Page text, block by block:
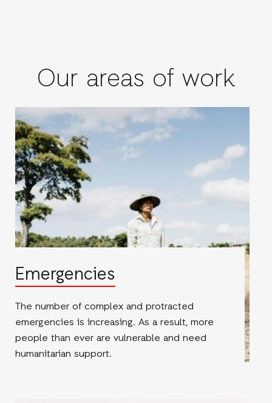
Our areas of work
Emergencies
The number of complex and protracted
emergencies is increasing. As a result, more
people than ever are vulnerable and need
humanitarian support.